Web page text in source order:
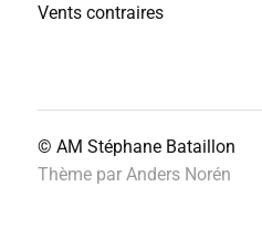
Vents contraires
© AM Stéphane Bataillon
Thème par Anders Norén